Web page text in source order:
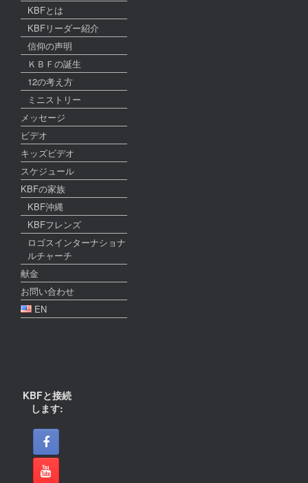
KBFとは
KBFリーダー紹介
信仰の声明
ＫＢＦの誕生
12の考え方
ミニストリー
メッセージ
ビデオ
キッズビデオ
スケジュール
KBFの家族
KBF沖縄
KBFフレンズ
ロゴスインターナショナ
ルチャーチ
献金
お問い合わせ
EN
KBFと接続
します: